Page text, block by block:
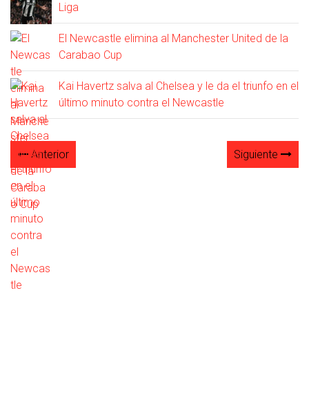
Liga
El Newcastle elimina al Manchester United de la
Carabao Cup
Kai Havertz salva al Chelsea y le da el triunfo en el
último minuto contra el Newcastle
Anterior Siguiente